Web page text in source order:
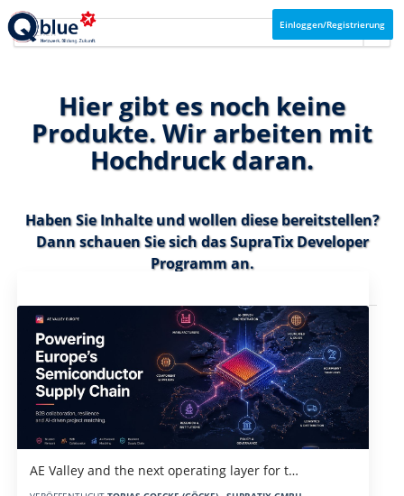
Einloggen/Registrierung
Hier gibt es noch keine
Produkte. Wir arbeiten mit
Hochdruck daran.
Haben Sie Inhalte und wollen diese bereitstellen?
Dann schauen Sie sich dasSupraTix Developer
Programman.
AE Valley and the next operating layer for t…